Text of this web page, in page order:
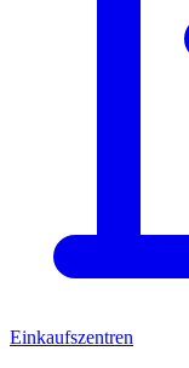
Einkaufszentren